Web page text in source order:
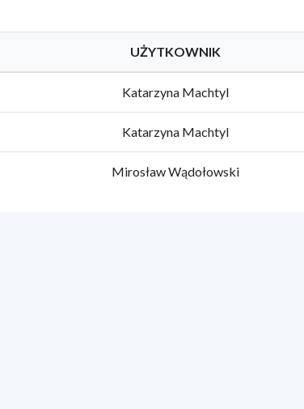
UŻYTKOWNIK
Katarzyna Machtyl
Katarzyna Machtyl
Mirosław Wądołowski